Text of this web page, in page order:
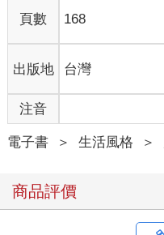
頁數 168
出版地 台灣
注音
電子書 ＞ 生活風格 ＞
商品評價